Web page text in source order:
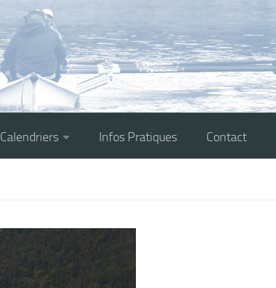
Calendriers Infos Pratiques Contact